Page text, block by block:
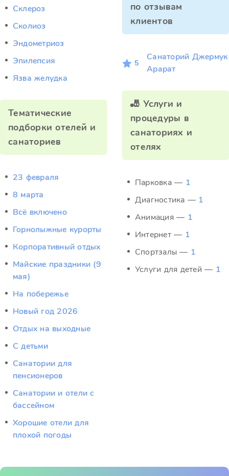
Склероз
Сколиоз
Эндометриоз
Эпилепсия
Язва желудка
Тематические
подборки отелей и
санаториев
23 февраля
8 марта
Всё включено
Горнолыжные курорты
Корпоративный отдых
Майские праздники (9
мая)
На побережье
Новый год 2026
Отдых на выходные
С детьми
Санатории для
пенсионеров
Санатории и отели с
бассейном
Хорошие отели для
плохой погоды
по отзывам
клиентов
5
Санаторий Джермук
Арарат
🎳 Услуги и
процедуры в
санаториях и
отелях
Парковка — 1
Диагностика — 1
Анимация — 1
Интернет — 1
Спортзалы — 1
Услуги для детей — 1